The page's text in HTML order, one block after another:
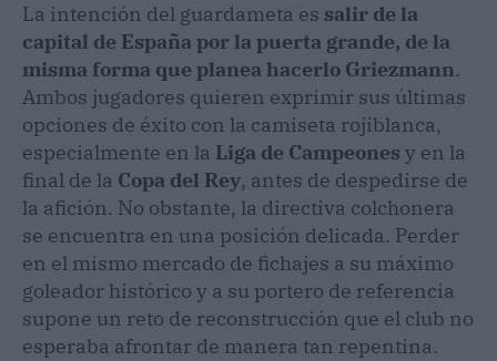
​La intención del guardameta es salir de la
capital de España por la puerta grande, de la
misma forma que planea hacerlo Griezmann.
Ambos jugadores quieren exprimir sus últimas
opciones de éxito con la camiseta rojiblanca,
especialmente en la Liga de Campeones y en la
final de la Copa del Rey, antes de despedirse de
la afición. No obstante, la directiva colchonera
se encuentra en una posición delicada. Perder
en el mismo mercado de fichajes a su máximo
goleador histórico y a su portero de referencia
supone un reto de reconstrucción que el club no
esperaba afrontar de manera tan repentina.